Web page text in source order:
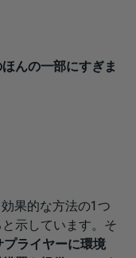
んの一部にすぎま
果的な方法の1つ
示しています。そ
ライヤーに環境